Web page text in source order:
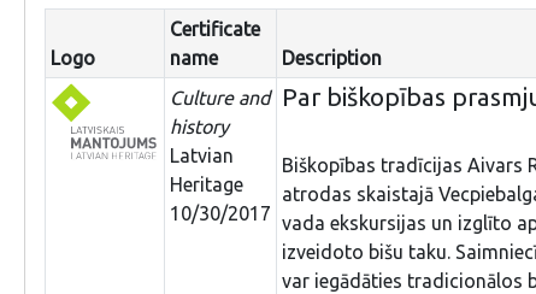
Logo
Certificate
name
Description
Culture and
history
Latvian
Heritage
10/30/2017
Par biškopības
Biškopības tradīcijas Aivars
atrodas skaistajā
vada ekskursijas un izglīto
izveidoto bišu taku.
var iegādāties tradicionālos